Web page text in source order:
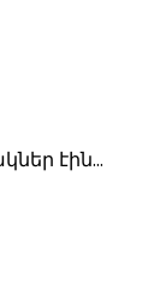
էին...